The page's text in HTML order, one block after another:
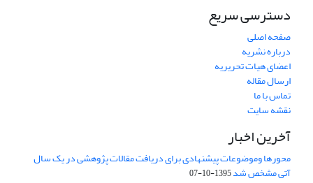
دسترسی سریع
صفحه اصلی
درباره نشریه
اعضای هیات تحریریه
ارسال مقاله
تماس با ما
نقشه سایت
آخرین اخبار
محورها وموضوعات پیشنهادی برای دریافت مقالات پژوهشی در یک سال
آتی مشخص شد1395-10-07